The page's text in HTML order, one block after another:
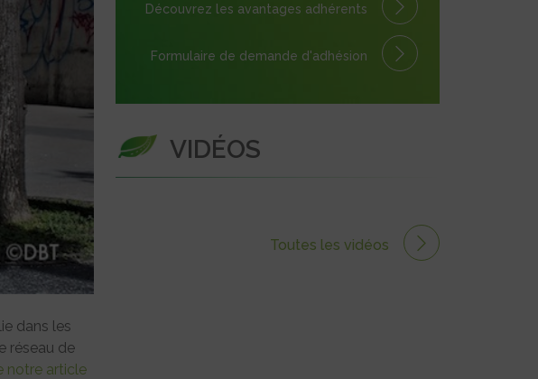
dans les
réseau de
notre article
Découvrez les avantages adhérents
Formulaire de demande d'adhésion
VIDÉOS
Toutes les vidéos